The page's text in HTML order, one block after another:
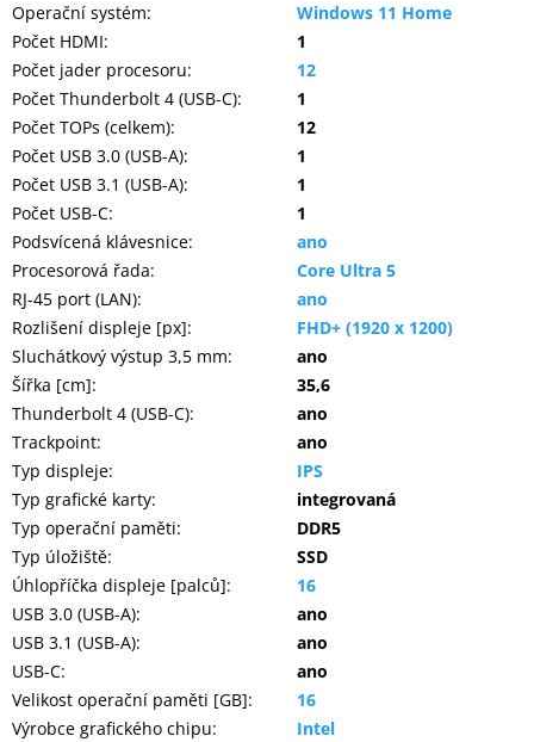
Operační systém:
Windows 11 Home
Počet HDMI:
1
Počet jader procesoru:
12
Počet Thunderbolt 4 (USB-C):
1
Počet TOPs (celkem):
12
Počet USB 3.0 (USB-A):
1
Počet USB 3.1 (USB-A):
1
Počet USB-C:
1
Podsvícená klávesnice:
ano
Procesorová řada:
Core Ultra 5
RJ-45 port (LAN):
ano
Rozlišení displeje [px]:
FHD+ (1920 x 1200)
Sluchátkový výstup 3,5 mm:
ano
Šířka [cm]:
35,6
Thunderbolt 4 (USB-C):
ano
Trackpoint:
ano
Typ displeje:
IPS
Typ grafické karty:
integrovaná
Typ operační paměti:
DDR5
Typ úložiště:
SSD
Úhlopříčka displeje [palců]:
16
USB 3.0 (USB-A):
ano
USB 3.1 (USB-A):
ano
USB-C:
ano
Velikost operační paměti [GB]:
16
Výrobce grafického chipu:
Intel